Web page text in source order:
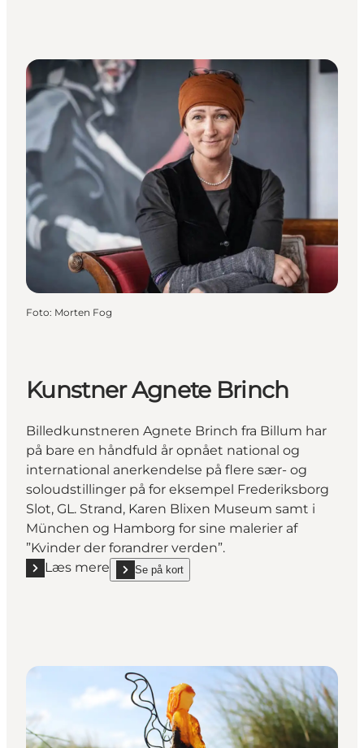
Foto: Morten Fog
Kunstner Agnete Brinch
Billedkunstneren Agnete Brinch fra Billum har
på bare en håndfuld år opnået national og
international anerkendelse på flere sær- og
soloudstillinger på for eksempel Frederiksborg
Slot, GL. Strand, Karen Blixen Museum samt i
München og Hamborg for sine malerier af
”Kvinder der forandrer verden”.
Læs mere
Læs mere "Kunstner Agnete Brinch"
Se på kort
show Kunstner Agnete Brinch on_map